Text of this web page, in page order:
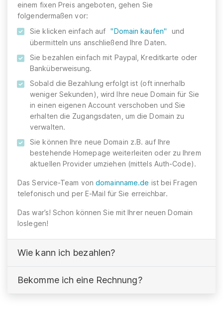
einem fixen Preis angeboten, gehen Sie
folgendermaßen vor:
Sie klicken einfach auf
"Domain kaufen"
und
übermitteln uns anschließend Ihre Daten.
Sie bezahlen einfach mit Paypal, Kreditkarte oder
Banküberweisung.
Sobald die Bezahlung erfolgt ist (oft innerhalb
weniger Sekunden), wird Ihre neue Domain für Sie
in einen eigenen Account verschoben und Sie
erhalten die Zugangsdaten, um die Domain zu
verwalten.
Sie können Ihre neue Domain z.B. auf Ihre
bestehende Homepage weiterleiten oder zu Ihrem
aktuellen Provider umziehen (mittels Auth-Code).
Das Service-Team vondomainname.de ist bei Fragen
telefonisch und per E-Mail für Sie erreichbar.
Das war’s! Schon können Sie mit Ihrer neuen Domain
loslegen!
Wie kann ich bezahlen?
Bekomme ich eine Rechnung?